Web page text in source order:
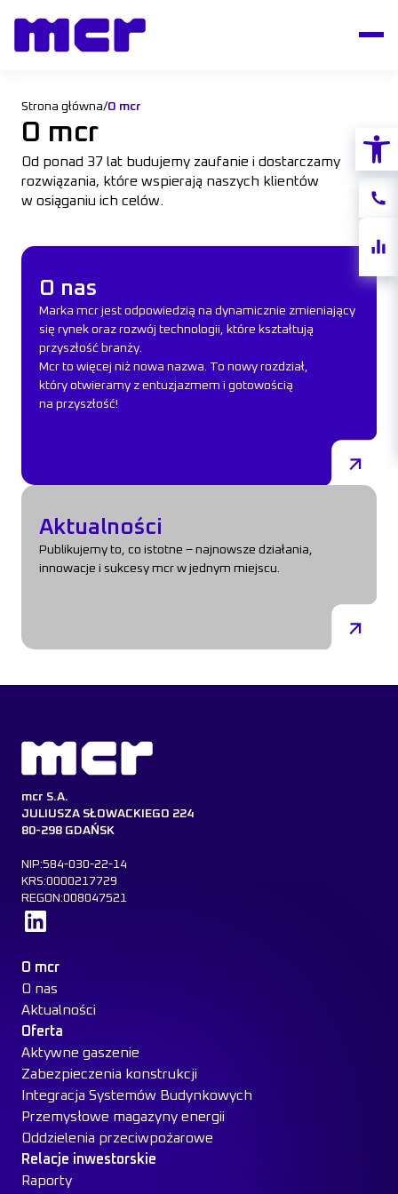
akcji
Strona główna/O mcr
O mcr
Od ponad 37 lat budujemy zaufanie i dostarczamy
rozwiązania, które wspierają naszych klientów
w osiąganiu ich celów.
O nas
O nas
Marka mcr jest odpowiedzią na dynamicznie zmieniający
się rynek oraz rozwój technologii, które kształtują
przyszłość branży.
Mcr to więcej niż nowa nazwa. To nowy rozdział,
który otwieramy z entuzjazmem i gotowością
na przyszłość!
Aktualności
Aktualności
Publikujemy to, co istotne – najnowsze działania,
innowacje i sukcesy mcr w jednym miejscu.
mcr S.A.
JULIUSZA SŁOWACKIEGO 224
80-298 GDAŃSK
NIP:584-030-22-14
KRS:0000217729
REGON:008047521
O mcr
O nas
Aktualności
Oferta
Aktywne gaszenie
Zabezpieczenia konstrukcji
Integracja Systemów Budynkowych
Przemysłowe magazyny energii
Oddzielenia przeciwpożarowe
Relacje inwestorskie
Raporty